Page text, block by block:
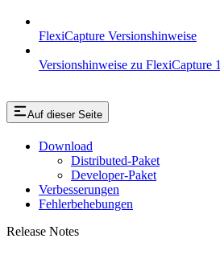
FlexiCapture Versionshinweise
Versionshinweise zu FlexiCapture
Auf dieser Seite
Download
Distributed-Paket
Developer-Paket
Verbesserungen
Fehlerbehebungen
Release Notes